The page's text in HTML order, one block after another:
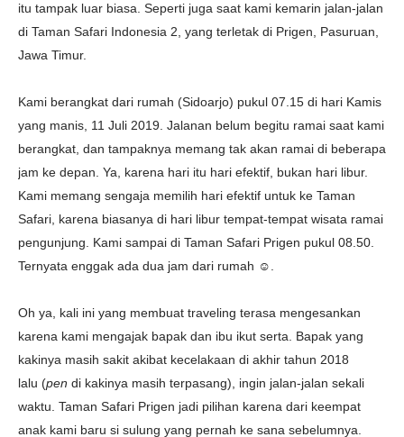
itu tampak luar biasa. Seperti juga saat kami kemarin jalan-jalan
di Taman Safari Indonesia 2, yang terletak di Prigen, Pasuruan,
Jawa Timur.
Kami berangkat dari rumah (Sidoarjo) pukul 07.15 di hari Kamis
yang manis, 11 Juli 2019. Jalanan belum begitu ramai saat kami
berangkat, dan tampaknya memang tak akan ramai di beberapa
jam ke depan. Ya, karena hari itu hari efektif, bukan hari libur.
Kami memang sengaja memilih hari efektif untuk ke Taman
Safari, karena biasanya di hari libur tempat-tempat wisata ramai
pengunjung. Kami sampai di Taman Safari Prigen pukul 08.50.
Ternyata enggak ada dua jam dari rumah ☺️.
Oh ya, kali ini yang membuat traveling terasa mengesankan
karena kami mengajak bapak dan ibu ikut serta. Bapak yang
kakinya masih sakit akibat kecelakaan di akhir tahun 2018
lalu (pen di kakinya masih terpasang), ingin jalan-jalan sekali
waktu. Taman Safari Prigen jadi pilihan karena dari keempat
anak kami baru si sulung yang pernah ke sana sebelumnya.